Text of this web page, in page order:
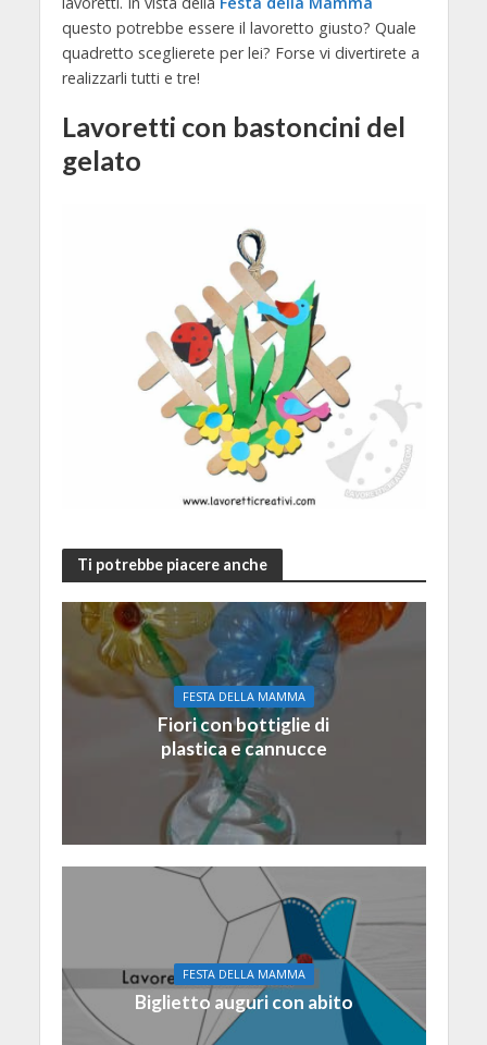
questo potrebbe essere il lavoretto giusto? Quale
quadretto sceglierete per lei? Forse vi divertirete a
realizzarli tutti e tre!
Lavoretti con bastoncini del
gelato
Ti potrebbe piacere anche
FESTA DELLA MAMMA
Fiori con bottiglie di
plastica e cannucce
FESTA DELLA MAMMA
Biglietto auguri con abito